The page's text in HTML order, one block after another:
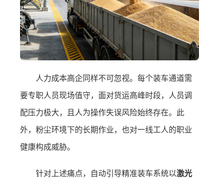
人力成本高企同样不可忽视。每个装车通道需
要专职人员现场值守，面对货运高峰时段，人员调
配压力极大，且人为操作失误风险始终存在。此
外，粉尘环境下的长期作业，也对一线工人的职业
健康构成威胁。
针对上述痛点，自动引导精准装车系统以激光